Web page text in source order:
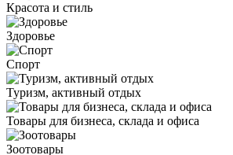
Красота и стиль
Здоровье
Спорт
Туризм, активный отдых
Товары для бизнеса, склада и офиса
Зоотовары